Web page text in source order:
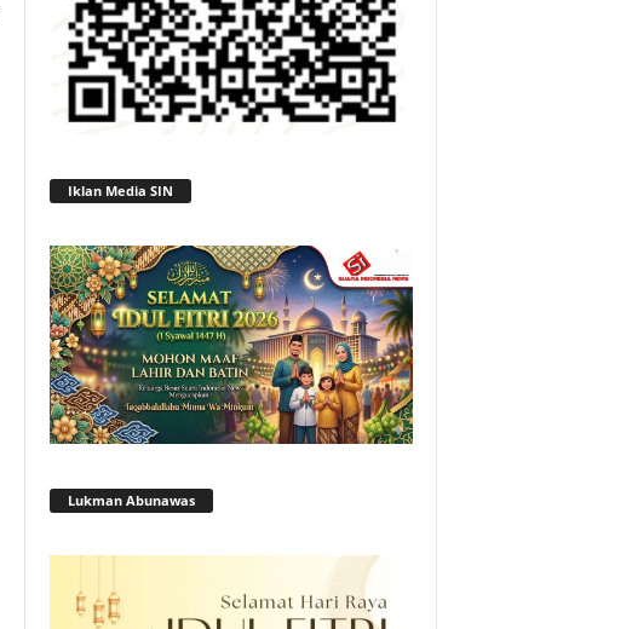
Iklan Media SIN
Lukman Abunawas